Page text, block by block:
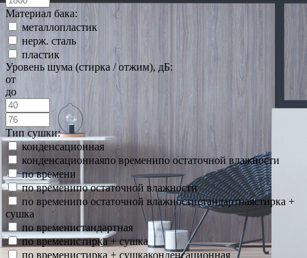
Материал бака:
металлопластик
нерж. сталь
пластик
Уровень шума (стирка / отжим), дБ:
от
до
Тип сушки:
конденсационная
конденсационнаяпо временипо остаточной влажности
по времени
по временипо остаточной влажности
по временипо остаточной влажностистандартнаястирка +
сушка
по временистандартная
по временистирка + сушка
по временистирка + сушкаконденсационная